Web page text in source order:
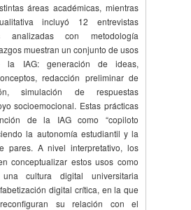
áreas académicas, mientras
incluyó 12 entrevistas
analizadas con metodología
muestran un conjunto de usos
la IAG: generación de ideas,
redacción preliminar de
simulación de respuestas
socioemocional. Estas prácticas
de la IAG como “copiloto
la autonomía estudiantil y la
pares. A nivel interpretativo, los
conceptualizar estos usos como
cultura digital universitaria
digital crítica, en la que
su relación con el